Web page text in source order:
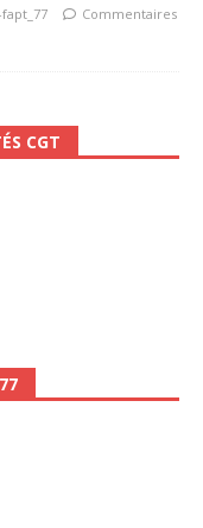
fapt_77
Commentaires
CGT